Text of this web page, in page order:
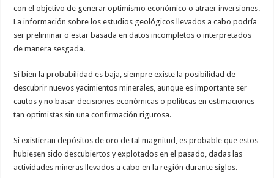
con el objetivo de generar optimismo económico o atraer inversiones.
La información sobre los estudios geológicos llevados a cabo podría
ser preliminar o estar basada en datos incompletos o interpretados
de manera sesgada.
Si bien la probabilidad es baja, siempre existe la posibilidad de
descubrir nuevos yacimientos minerales, aunque es importante ser
cautos y no basar decisiones económicas o políticas en estimaciones
tan optimistas sin una confirmación rigurosa.
Si existieran depósitos de oro de tal magnitud, es probable que estos
hubiesen sido descubiertos y explotados en el pasado, dadas las
actividades mineras llevados a cabo en la región durante siglos.